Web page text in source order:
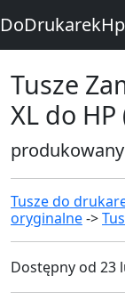
Tusze
XL do
Tusze do
oryginalne->
Dostępny od 23